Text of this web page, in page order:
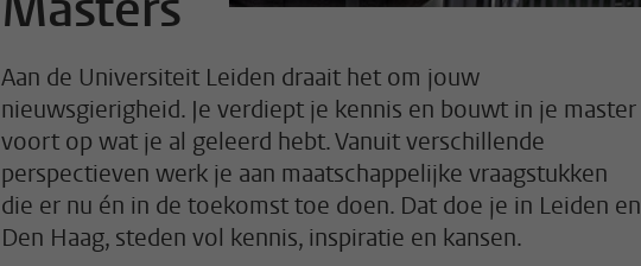
Aan de Universiteit Leiden draait het om jouw
nieuwsgierigheid. Je verdiept je kennis en bouwt in je master
voort op wat je al geleerd hebt. Vanuit verschillende
perspectieven werk je aan maatschappelijke vraagstukken
die er nu én in de toekomst toe doen. Dat doe je in Leiden en
Den Haag, steden vol kennis, inspiratie en kansen.